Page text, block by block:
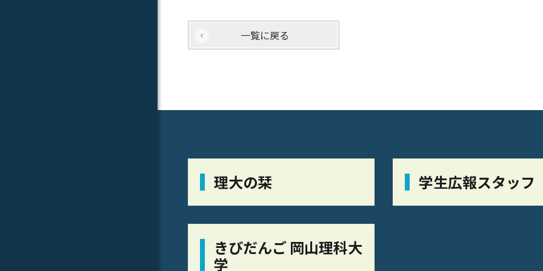
一覧に戻る
理大の栞 学生広報スタッフ
きびだんご 岡山理科大
学